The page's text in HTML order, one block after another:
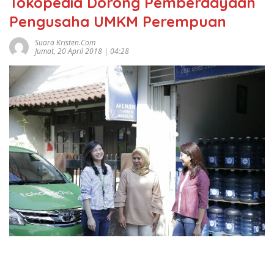
Pengusaha UMKM Perempuan
Suara Kristen.com
Jumat, 20 April 2018 | 04:28